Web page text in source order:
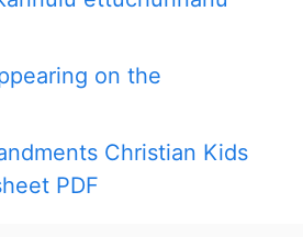
on the
Christian Kids
PDF